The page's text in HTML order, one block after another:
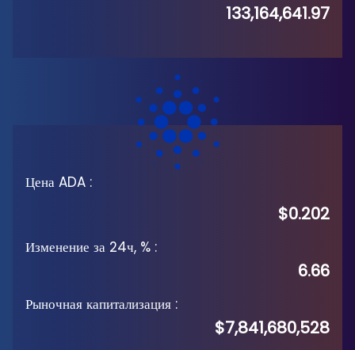
133,164,641.97
Цена ADA :
$0.202
Изменение за 24ч, % :
6.66
Рыночная капитализация :
$7,841,680,528